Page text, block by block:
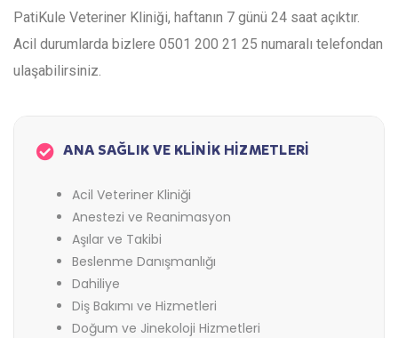
PatiKule Veteriner Kliniği, haftanın 7 günü 24 saat açıktır.
Acil durumlarda bizlere 0501 200 21 25 numaralı telefondan
ulaşabilirsiniz.
ANA SAĞLIK VE KLİNİK HİZMETLERİ
Acil Veteriner Kliniği
Anestezi ve Reanimasyon
Aşılar ve Takibi
Beslenme Danışmanlığı
Dahiliye
Diş Bakımı ve Hizmetleri
Doğum ve Jinekoloji Hizmetleri